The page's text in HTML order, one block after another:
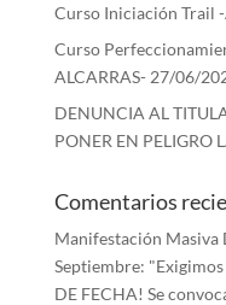
Curso Iniciación Trail
Curso
ALCARRAS- 27/06/
DENUNCIA AL
PONER EN PELIGRO
Comentarios
Manifestación Masiva
Septiembre:
DE FECHA! Se